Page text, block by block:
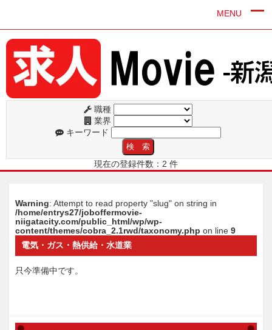
MENU
職種
業界
キーワード
現在の登録件数：2 件
Warning: Attempt to read property "slug" on string in
/home/entrys27/joboffermovie-
niigatacity.com/public_html/wp/wp-
content/themes/cobra_2.1rwd/taxonomy.php on line 9
電気・ガス・熱供給・水道業
只今準備中です。